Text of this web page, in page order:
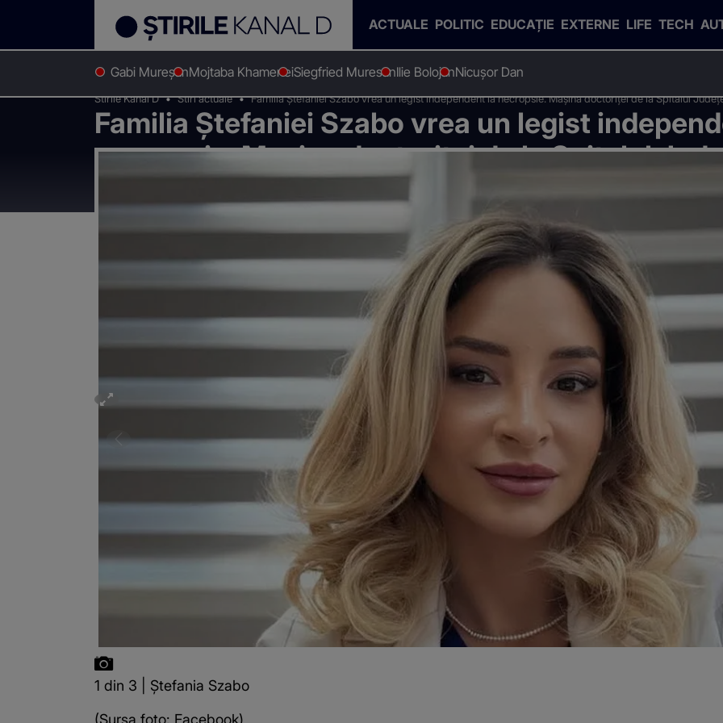
ACTUALE POLITIC EDUCAȚIE EXTERNE LIFE TECH
Gabi MureșanMojtaba KhameneiSiegfried MuresanIlie BolojanNicușor Dan
Stirile Kanal D Stiri actuale Familia Ștefaniei Szabo vrea un legist independent la necropsie. Mașina doctoriței de la Spitalul
Familia Ștefaniei Szabo vrea un legist
necropsie. Mașina doctoriței de la Spitalul
a fost ridicată de anchetatori
1 din 3 | Ștefania Szabo